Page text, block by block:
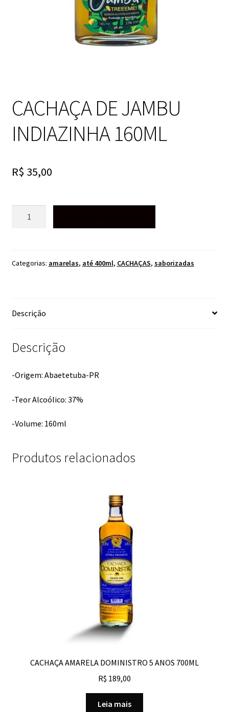
CACHAÇA DE JAMBU
INDIAZINHA 160ML
R$ 35,00
160ML
Categorias: amarelas, até 400ml, CACHAÇAS, saborizadas
Descrição
Descrição
-Origem: Abaetetuba-PR
-Teor Alcoólico: 37%
-Volume: 160ml
Produtos relacionados
CACHAÇA AMARELA DOMINISTRO 5 ANOS 700ML
R$ 189,00
Leia mais